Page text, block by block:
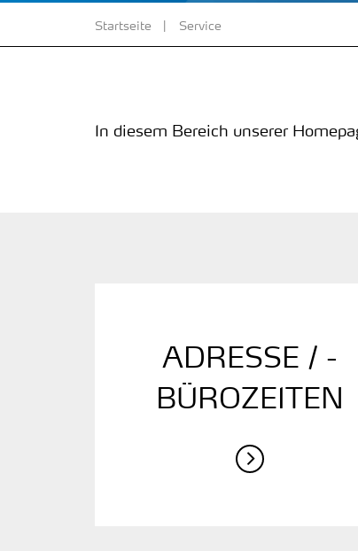
Startseite Service
In diesem Bereich unserer
ADRESSE / ­
BÜROZEITEN